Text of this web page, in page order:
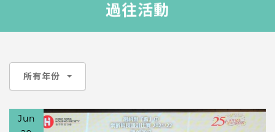
過往活動
所有年份
Jun